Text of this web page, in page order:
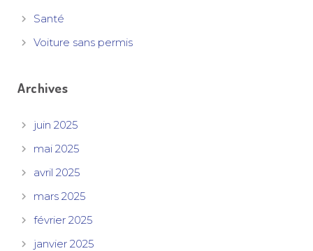
Santé
Voiture sans permis
Archives
juin 2025
mai 2025
avril 2025
mars 2025
février 2025
janvier 2025